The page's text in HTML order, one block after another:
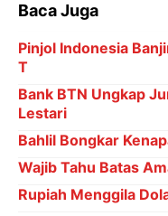
Baca Juga
Pinjol Indonesia
T
Bank BTN Ungkap
Lestari
Bahlil Bongkar
Wajib Tahu Batas
Rupiah Menggila